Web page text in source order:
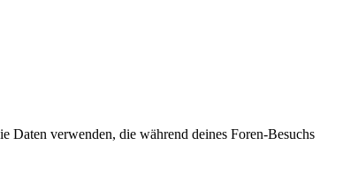
Daten verwenden, die während deines Foren-Besuchs